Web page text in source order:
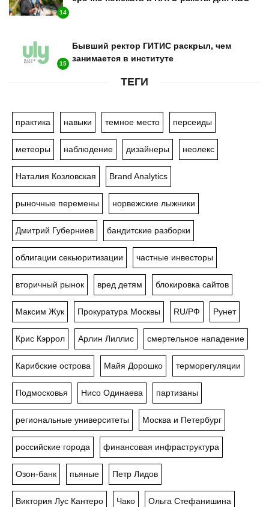
14
15
Бывший ректор ГИТИС раскрыл, чем
занимается в институте
ТЕГИ
практика навыки темное место персеиды
метеоры наблюдение дизайнеры неолекс
Наталия Козловская Brand Analytics
рыночные перемены норвежские лыжники
Дмитрий Губерниев бандитские разборки
облигации секьюритизации частные инвесторы
вторичный рынок вред детям блокировка сайтов
Максим Жук Прокуратура Москвы RU/РФ Рунет
Крис Кэррол Арлин Лиллис смертельное нападение
Карибские острова Майя Дорошко терморегуляции
Подмосковья Нисо Одинаева партизаны
региональные университеты Москва и Петербург
российские города финансовая инфраструктура
Озон-банк пьяные Петр Лидов
Виктория Лус Кантеро Чако Ольга Стефанишина